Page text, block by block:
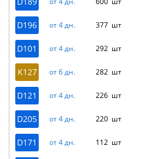
D196 от 4 дн. 377 шт
D101 от 4 дн. 292 шт
K127 от 6 дн. 282 шт
D121 от 4 дн. 226 шт
D205 от 4 дн. 220 шт
D171 от 4 дн. 112 шт